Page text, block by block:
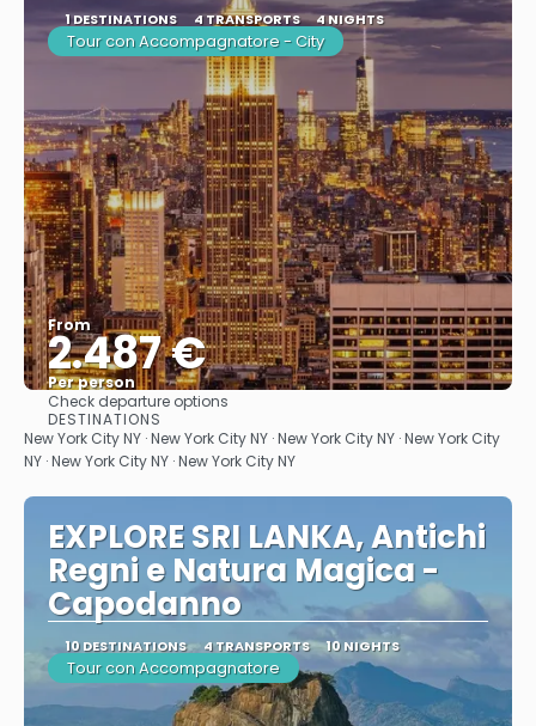
1 DESTINATIONS 4 TRANSPORTS 4 NIGHTS
Tour con Accompagnatore - City
From
2.487 €
Per person
Check departure options
DESTINATIONS
New York City NY · New York City NY · New York City NY · New York City
NY · New York City NY · New York City NY
EXPLORE SRI LANKA, Antichi
Regni e Natura Magica -
Capodanno
10 DESTINATIONS 4 TRANSPORTS 10 NIGHTS
Tour con Accompagnatore